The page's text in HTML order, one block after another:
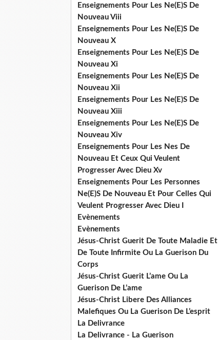
Enseignements Pour Les Ne(E)S De
Nouveau Viii
Enseignements Pour Les Ne(E)S De
Nouveau X
Enseignements Pour Les Ne(E)S De
Nouveau Xi
Enseignements Pour Les Ne(E)S De
Nouveau Xii
Enseignements Pour Les Ne(E)S De
Nouveau Xiii
Enseignements Pour Les Ne(E)S De
Nouveau Xiv
Enseignements Pour Les Nes De
Nouveau Et Ceux Qui Veulent
Progresser Avec Dieu Xv
Enseignements Pour Les Personnes
Ne(E)S De Nouveau Et Pour Celles Qui
Veulent Progresser Avec Dieu I
Evènements
Evènements
Jésus-Christ Guerit De Toute Maladie Et
De Toute Infirmite Ou La Guerison Du
Corps
Jésus-Christ Guerit L’ame Ou La
Guerison De L’ame
Jésus-Christ Libere Des Alliances
Malefiques Ou La Guerison De L’esprit
La Delivrance
La Delivrance - La Guerison